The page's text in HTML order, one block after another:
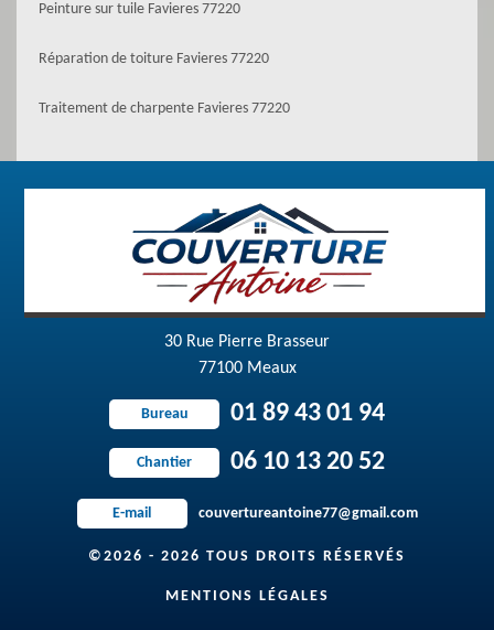
Peinture sur tuile Favieres 77220
Réparation de toiture Favieres 77220
Traitement de charpente Favieres 77220
30 Rue Pierre Brasseur
77100 Meaux
Bureau 01 89 43 01 94
Chantier 06 10 13 20 52
E-mail couvertureantoine77@gmail.com
©2026 - 2026 TOUS DROITS RÉSERVÉS
MENTIONS LÉGALES